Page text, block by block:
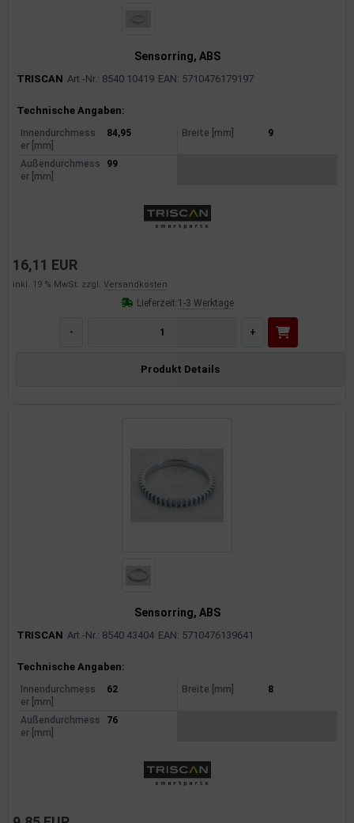
Sensorring, ABS
TRISCAN Art.-Nr.: 8540 10419 EAN: 5710476179197
Produktinformationen
Technische Angaben:
Innendurchmess
er [mm]
84,95 Breite [mm] 9
Außendurchmess
er [mm]
99
16,11 EUR
inkl. 19 % MwSt. zzgl. Versandkosten
Lieferzeit:1-3 Werktage
- +
Produkt Details
Sensorring, ABS
TRISCAN Art.-Nr.: 8540 43404 EAN: 5710476139641
Produktinformationen
Technische Angaben:
Innendurchmess
er [mm]
62 Breite [mm] 8
Außendurchmess
er [mm]
76